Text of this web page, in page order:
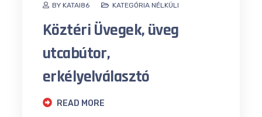
BY KATAI86 KATEGÓRIA NÉLKÜLI
Köztéri Üvegek, üveg
utcabútor,
erkélyelválasztó
READ MORE